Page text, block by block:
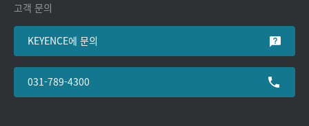
고객 문의
KEYENCE에 문의
031-789-4300